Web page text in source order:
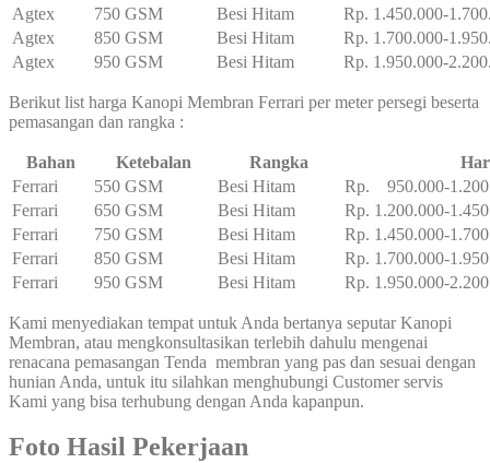
Agtex
750 GSM Besi Hitam
Rp. 1.450.000-
Agtex
850 GSM Besi Hitam
Rp. 1.700.000-
Agtex
950 GSM Besi Hitam Rp. 1.950.000-
Berikut list harga Kanopi Membran Ferrari per meter persegi beserta
pemasangan dan rangka :
Bahan Ketebalan Rangka
Ferrari
550 GSM Besi Hitam
Rp. 950.000-
Ferrari
650 GSM Besi Hitam
Rp. 1.200.000-
Ferrari
750 GSM Besi Hitam
Rp. 1.450.000-
Ferrari
850 GSM Besi Hitam
Rp. 1.700.000-
Ferrari
950 GSM Besi Hitam Rp. 1.950.000-
Kami menyediakan tempat untuk Anda bertanya seputar Kanopi
Membran, atau mengkonsultasikan terlebih dahulu mengenai
renacana pemasangan Tenda membran yang pas dan sesuai dengan
hunian Anda, untuk itu silahkan menghubungi Customer servis
Kami yang bisa terhubung dengan Anda kapanpun.
Foto Hasil Pekerjaan